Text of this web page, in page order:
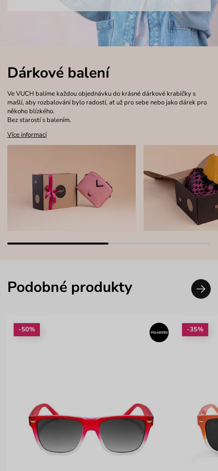
Dárkové balení
Ve VUCH balíme každou objednávku do krásné dárkové krabičky s
mašlí, aby rozbalování bylo radostí, ať už pro sebe nebo jako dárek pro
někoho blízkého.
Bez starostí s balením.
Více informací
Podobné produkty
-50% -35%